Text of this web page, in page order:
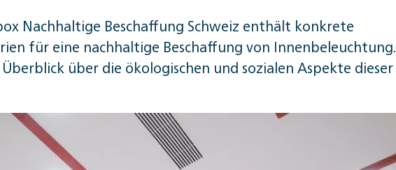
Nach­hal­ti­ge Be­schaf­fung Schweiz enthält konkrete
für eine nachhaltige Beschaffung von Innenbeleuchtung.
über die ökologischen und sozialen Aspekte dieser